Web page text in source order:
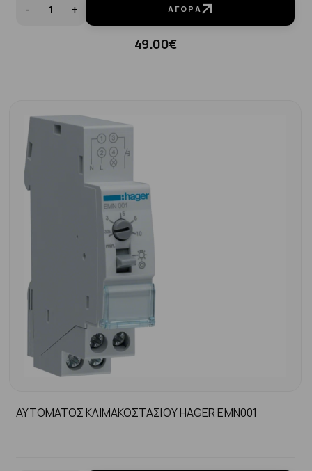
- + ΑΓΟΡΆ
49.00€
ΑΥΤΟΜΑΤΟΣ ΚΛΙΜΑΚΟΣΤΑΣΙΟΥ HAGER EMN001